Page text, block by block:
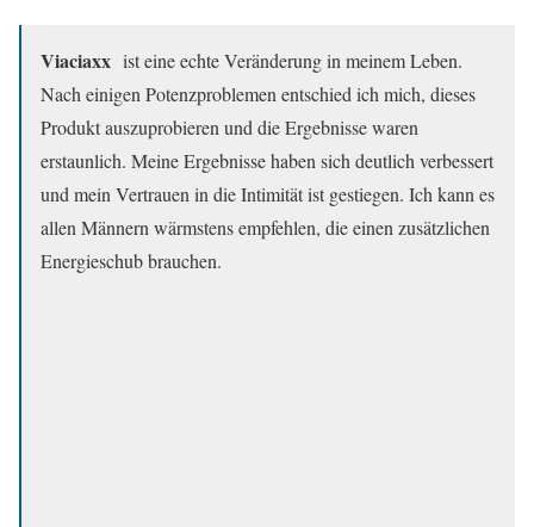
Viaciaxx ist eine echte Veränderung in meinem Leben.
Nach einigen Potenzproblemen entschied ich mich, dieses
Produkt auszuprobieren und die Ergebnisse waren
erstaunlich. Meine Ergebnisse haben sich deutlich verbessert
und mein Vertrauen in die Intimität ist gestiegen. Ich kann es
allen Männern wärmstens empfehlen, die einen zusätzlichen
Energieschub brauchen.